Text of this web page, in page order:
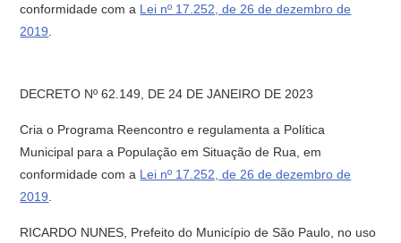
conformidade com a Lei nº 17.252, de 26 de dezembro de
2019
DECRETO Nº 62.149, DE 24 DE JANEIRO DE 2023
Cria o Programa Reencontro e regulamenta a Política
Municipal para a População em Situação de Rua, em
conformidade com a Lei nº 17.252, de 26 de dezembro de
2019
RICARDO NUNES, Prefeito do Município de São Paulo, no uso